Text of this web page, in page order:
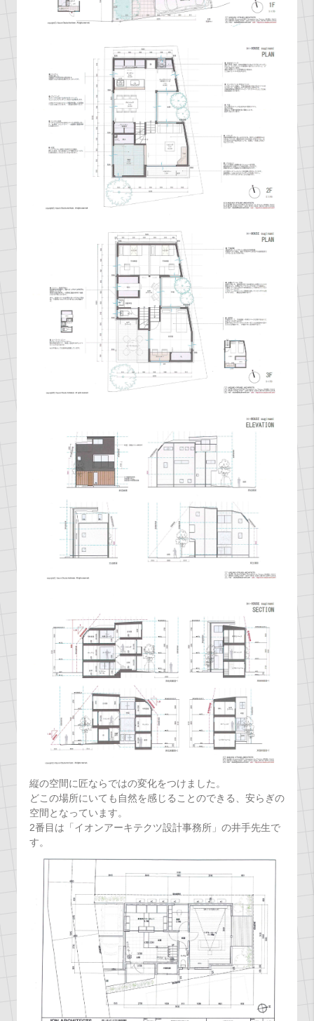
縦の空間に匠ならではの変化をつけました。
どこの場所にいても自然を感じることのできる、安らぎの
空間となっています。
2番目は「イオンアーキテクツ設計事務所」の井手先生で
す。